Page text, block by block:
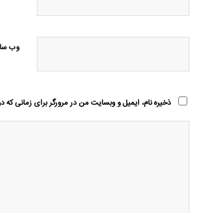
وب‌
ذخیره نام، ایمیل و وبسایت من در مرورگر برای زمانی که